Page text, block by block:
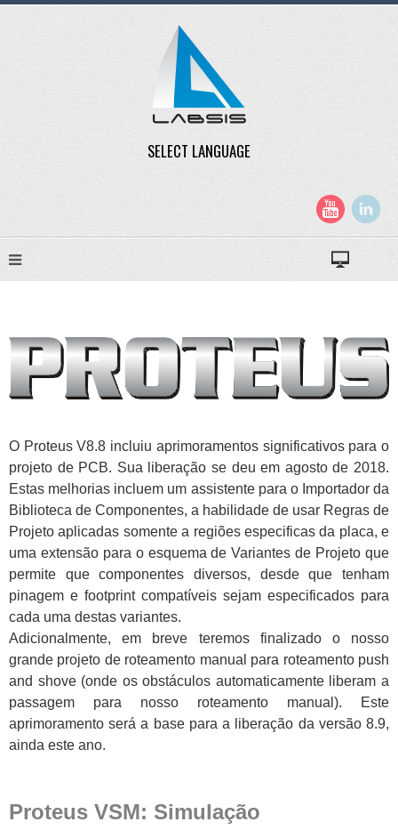
SELECT LANGUAGE
O Proteus V8.8 incluiu aprimoramentos significativos para o
projeto de PCB. Sua liberação se deu em agosto de 2018.
Estas melhorias incluem um assistente para o Importador da
Biblioteca de Componentes, a habilidade de usar Regras de
Projeto aplicadas somente a regiões especificas da placa, e
uma extensão para o esquema de Variantes de Projeto que
permite que componentes diversos, desde que tenham
pinagem e footprint compatíveis sejam especificados para
cada uma destas variantes.
Adicionalmente, em breve teremos finalizado o nosso
grande projeto de roteamento manual para roteamento push
and shove (onde os obstáculos automaticamente liberam a
passagem para nosso roteamento manual). Este
aprimoramento será a base para a liberação da versão 8.9,
ainda este ano.
Proteus VSM: Simulação